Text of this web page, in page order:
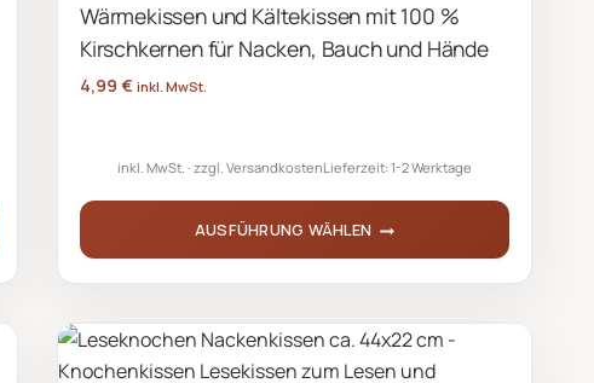
Optionen
können
gewählt
werden
Wärmekissen und Kältekissen mit 100 %
Kirschkernen für Nacken, Bauch und Hände
4,99 € inkl. MwSt.
inkl. MwSt. zzgl.VersandkostenLieferzeit:1-2 Werktage
AUSFÜHRUNG WÄHLEN
weist
mehrere